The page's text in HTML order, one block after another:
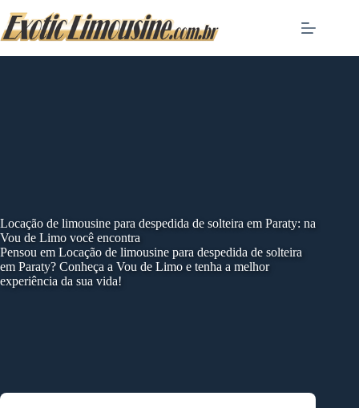
to
content
Locação de limousine para despedida de solteira em Paraty: na
Vou de Limo você encontra
Pensou em Locação de limousine para despedida de solteira
em Paraty? Conheça a Vou de Limo e tenha a melhor
experiência da sua vida!